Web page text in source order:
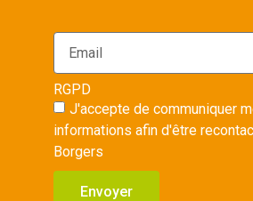
RGPD
J'accepte de communiquer
informations afin d'être
Borgers
Envoyer